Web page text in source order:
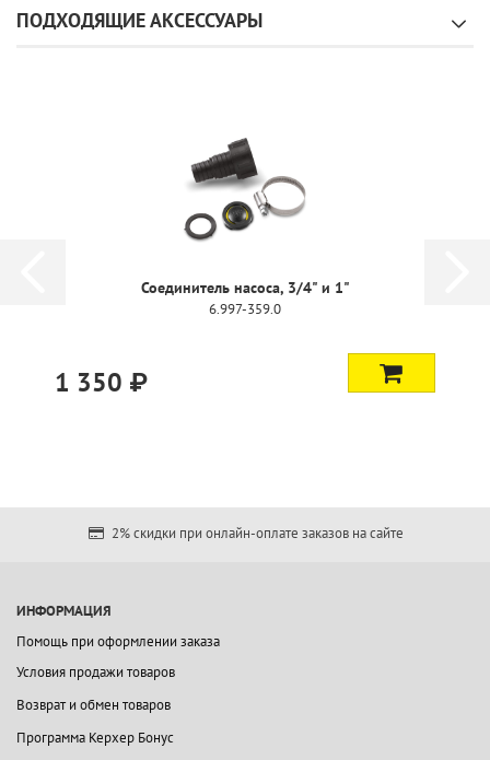
ПОДХОДЯЩИЕ АКСЕССУАРЫ
Соединитель насоса, 3/4" и 1"
6.997-359.0
1 350 ₽
2% скидки при онлайн-оплате заказов на сайте
ИНФОРМАЦИЯ
Помощь при оформлении заказа
Условия продажи товаров
Возврат и обмен товаров
Программа Керхер Бонус